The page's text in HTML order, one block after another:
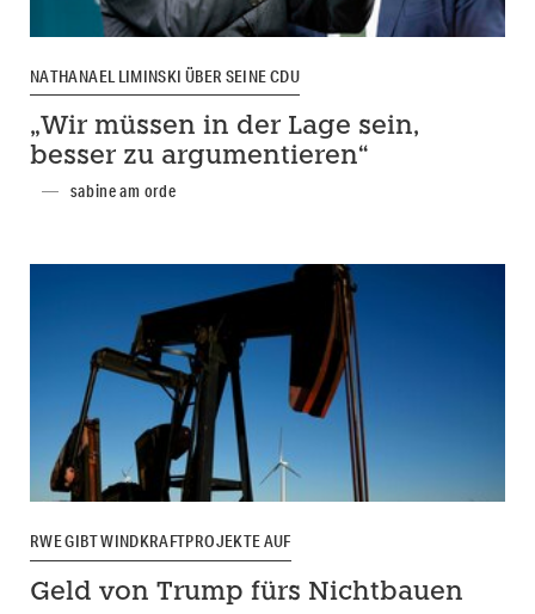
NATHANAEL LIMINSKI ÜBER SEINE CDU
„Wir müssen in der Lage sein,
besser zu argumentieren“
sabine am orde
RWE GIBT WINDKRAFTPROJEKTE AUF
Geld von Trump fürs Nichtbauen